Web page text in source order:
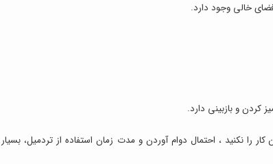
خالی وجود دارد.
کردن و بازبینی دارد.
را نکنید ، احتمال دوام آوردن و مدت زمان استفاده از تردمیل،